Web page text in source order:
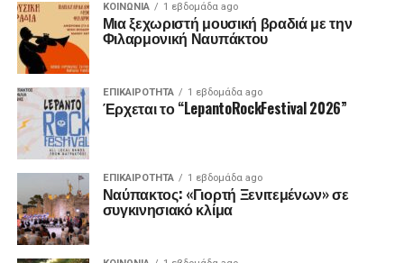
ΚΟΙΝΩΝΙΑ 1 εβδομάδα ago
Μια ξεχωριστή μουσική βραδιά με την
Φιλαρμονική Ναυπάκτου
ΕΠΙΚΑΙΡΟΤΗΤΑ 1 εβδομάδα ago
Έρχεται το “LepantoRockFestival 2026”
ΕΠΙΚΑΙΡΟΤΗΤΑ 1 εβδομάδα ago
Ναύπακτος: «Γιορτή Ξενιτεμένων» σε
συγκινησιακό κλίμα